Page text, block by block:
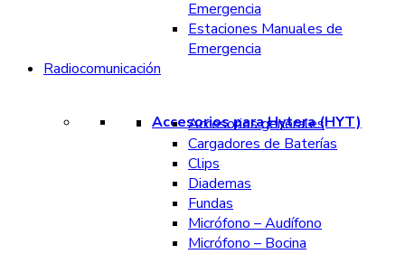
Emergencia
Estaciones Manuales de
Emergencia
Radiocomunicación
Accesorios para Hytera (HYT)
Accesorios generales
Cargadores de Baterías
Clips
Diademas
Fundas
Micrófono – Audífono
Micrófono – Bocina